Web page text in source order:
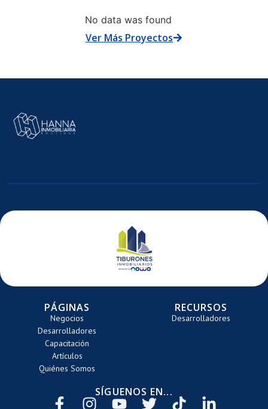
No data was found
Ver Más Proyectos
PÁGINAS
Negocios
Desarrolladores
Capacitación
Artículos
Quiénes Somos
RECURSOS
Desarrolladores
SÍGUENOS EN...